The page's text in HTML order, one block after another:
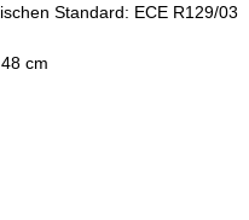
Standard: ECE R129/03
cm